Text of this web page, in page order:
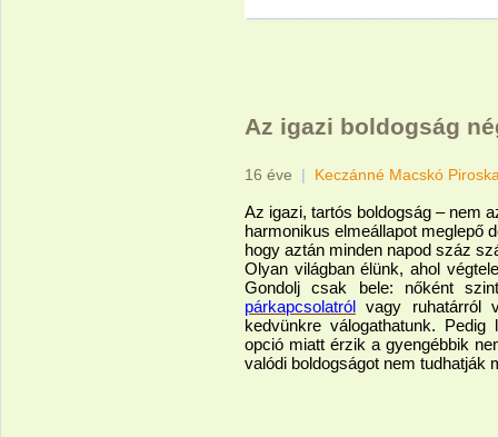
Az igazi boldogság
16 éve | Keczánné Macskó
Az igazi, tartós boldogság – nem
harmonikus elmeállapot meglepő
hogy aztán minden napod száz
Olyan világban élünk, ahol
Gondolj csak bele: nőként
párkapcsolatról vagy ruhatárról
kedvünkre válogathatunk.
opció miatt érzik a gyengébbik
valódi boldogságot nem tudhatják